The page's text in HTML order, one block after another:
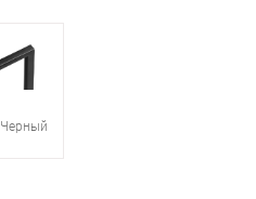
Черный